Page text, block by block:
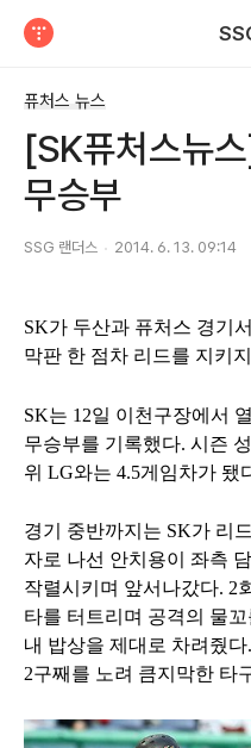
퓨처스 뉴스
[SK퓨처스뉴
무승부
SSG 랜더스 2014. 6. 13. 09:14
SK가 두산과 퓨처스 경기
막판 한 점차 리드를 지키
SK는 12일 이천구장에서
무승부를 기록했다. 시즌
위 LG와는 4.5게임차가 됐
경기 중반까지는 SK가 리
자로 나선 안치용이 좌측
작렬시키며 앞서나갔다. 2
타를 터트리며 공격의 물
내 밥상을 제대로 차려줬
2구째를 노려 큼지막한 타